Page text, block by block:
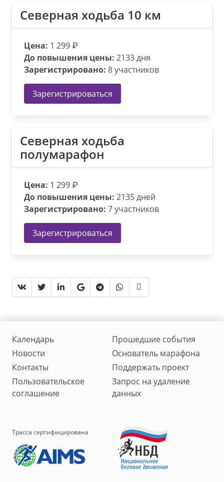
Северная ходьба 10 км
Цена: 1 299 ₽
До повышения цены: 2133 дня
Зарегистрировано: 8 участников
Зарегистрироваться
Северная ходьба
полумарафон
Цена: 1 299 ₽
До повышения цены: 2135 дней
Зарегистрировано: 7 участников
Зарегистрироваться
Календарь
Прошедшие события
Новости
Основатель марафона
Контакты
Поддержать проект
Пользовательское
соглашение
Запрос на удаление
данных
Трасса сертифицирована